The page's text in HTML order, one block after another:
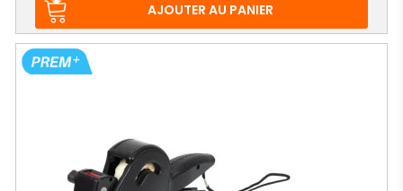
AJOUTER AU PANIER